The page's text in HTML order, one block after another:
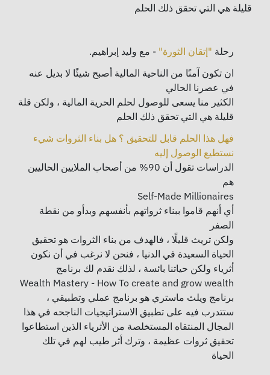
قليلة هي التي تحقق ذلك الحلم
.رحلة "إتقان الثورة" - مع وليد إبراهيم
ان تكون آمنًا من الناحية المالية أصبح شيئًا لا بديل عنه
في عصرنا الحالي
الكثير منا يسعى للوصول لحلم الحرية المالية ، ولكن قلة
قليلة هي التي تحقق ذلك الحلم
فهل هذا الحلم قابل للتحقيق ؟ هل بناء الثروات شيء
نستطيع الوصول إليه
الدراسات تقول أن 90% من أصحاب الملايين الحاليين
هم
Self-Made Millionaires
أي أنهم قاموا ببناء ثرواتهم بأنفسهم وبدأو من نقطة
الصفر
ولكن تريث قليلًا ، فالهدف من بناء الثروات هو تحقيق
الحياة السعيدة في الدنيا ، فنحن لا نرغب في أن نكون
أثرياء ولكن حياتنا بائسة ، لذلك نقدم لك برنامج
Wealth Mastery - How To create and grow wealth
برنامج ويلث ماستري هو برنامج عملي وتطبيقي ،
ستتدرب فيه على تطبيق الاستراتيجيات الناجحه في هذا
المجال المنتقاه المستخلصة من الأثرياء الذين استطاعوا
تحقيق ثروات عظيمة ، وترك أثر طيب لهم في تلك
الحياة